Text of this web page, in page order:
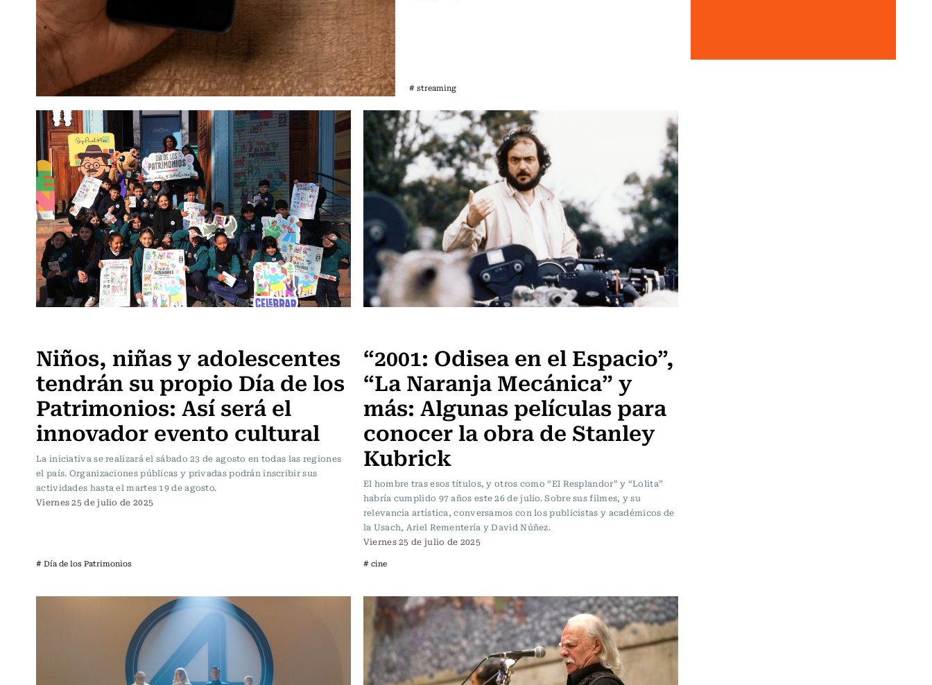
# streaming
Niños, niñas y adolescentes
tendrán su propio Día de los
Patrimonios: Así será el
innovador evento cultural
La iniciativa se realizará el sábado 23 de agosto en todas las regiones
el país. Organizaciones públicas y privadas podrán inscribir sus
actividades hasta el martes 19 de agosto.
Viernes 25 de julio de 2025
# Día de los Patrimonios
“2001: Odisea en el Espacio”,
“La Naranja Mecánica” y
más: Algunas películas para
conocer la obra de Stanley
Kubrick
El hombre tras esos títulos, y otros como “El Resplandor” y “Lolita”
habría cumplido 97 años este 26 de julio. Sobre sus filmes, y su
relevancia artística, conversamos con los publicistas y académicos de
la Usach, Ariel Rementería y David Núñez.
Viernes 25 de julio de 2025
# cine